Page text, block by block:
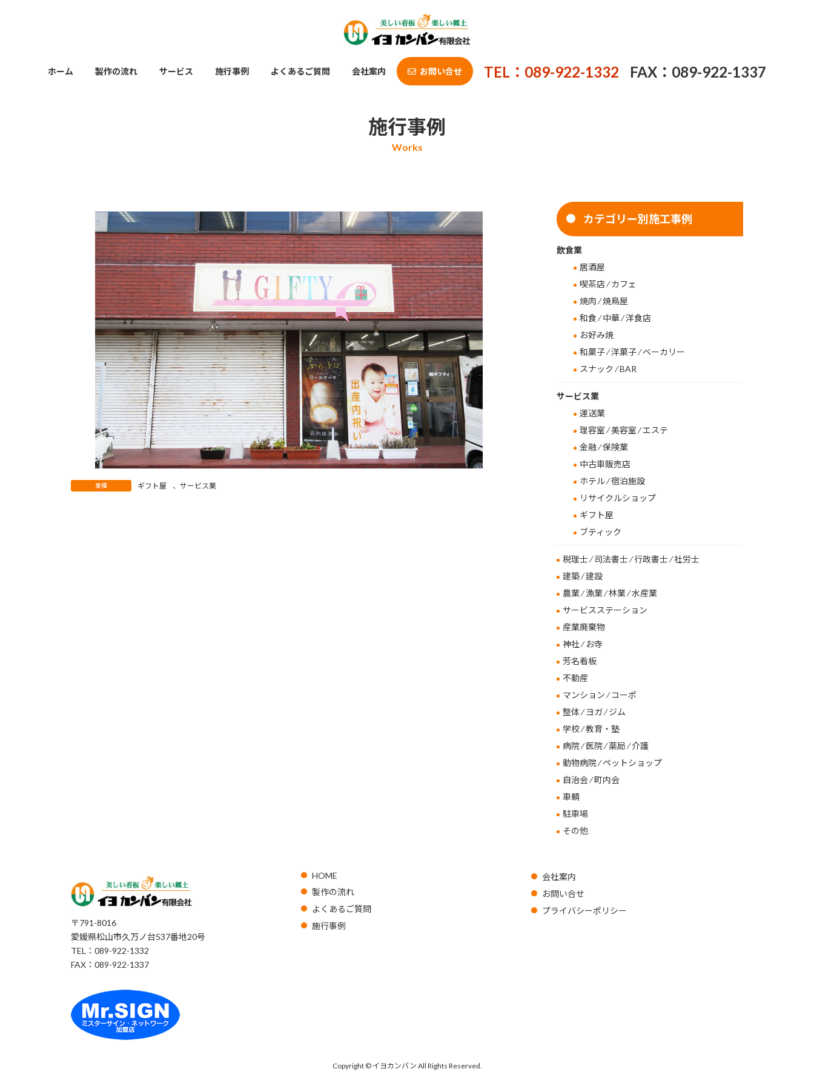
ホーム 製作の流れ サービス 施行事例 よくあるご質問 会社案内 お問い合せ TEL：089-922-1332 FAX：089-922-1337
施行事例
業種 ギフト屋 、 サービス業
カテゴリー別施工事例
飲食業
居酒屋
喫茶店 ⁄ カフェ
焼肉 ⁄ 焼鳥屋
和食 ⁄ 中華 ⁄ 洋食店
お好み焼
和菓子 ⁄ 洋菓子 ⁄ ベーカリー
スナック ⁄ BAR
サービス業
運送業
理容室 ⁄ 美容室 ⁄ エステ
金融 ⁄ 保険業
中古車販売店
ホテル ⁄ 宿泊施設
リサイクルショップ
ギフト屋
ブティック
税理士 ⁄ 司法書士 ⁄ 行政書士 ⁄ 社労士
建築 ⁄ 建設
農業 ⁄ 漁業 ⁄ 林業 ⁄ 水産業
サービスステーション
産業廃棄物
神社 ⁄ お寺
芳名看板
不動産
マンション ⁄ コーポ
整体 ⁄ ヨガ ⁄ ジム
学校 ⁄ 教育・塾
病院 ⁄ 医院 ⁄ 薬局 ⁄ 介護
動物病院 ⁄ ペットショップ
自治会 ⁄ 町内会
車輌
駐車場
その他
〒791-8016
愛媛県松山市久万ノ台537番地20号
TEL：089-922-1332
FAX：089-922-1337
HOME
製作の流れ
よくあるご質問
施行事例
会社案内
お問い合せ
プライバシーポリシー
Copyright © イヨカンバン All Rights Reserved.